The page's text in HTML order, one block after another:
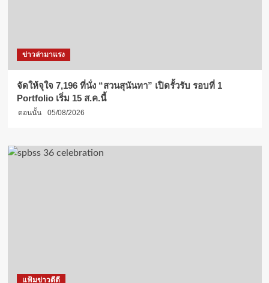
ข่าวล่ามาแรง
จัดให้จุใจ 7,196 ที่นั่ง “สวนสุนันทา” เปิดรั้วรับ รอบที่ 1
Portfolio เริ่ม 15 ส.ค.นี้
ตอนนั้น 05/08/2026
แฟ้มข่าวดีดี